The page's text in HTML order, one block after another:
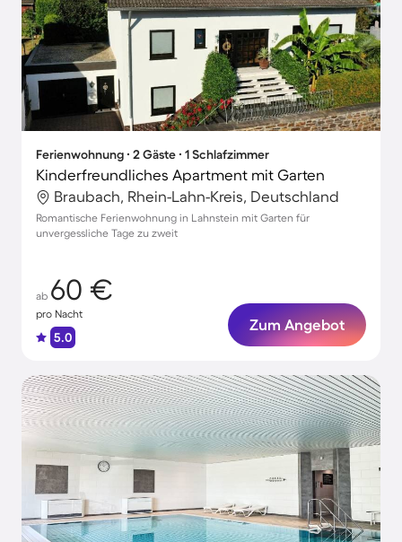
Ferienwohnung ∙ 2 Gäste ∙ 1 Schlafzimmer
Kinderfreundliches Apartment mit Garten
Braubach, Rhein-Lahn-Kreis, Deutschland
Romantische Ferienwohnung in Lahnstein mit Garten für
unvergessliche Tage zu zweit
ab 60 €
pro Nacht
5.0
Zum Angebot